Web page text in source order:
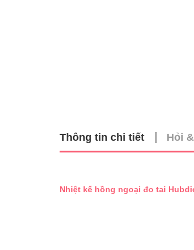
Thông tin chi tiết Hỏi
Nhiệt kế hồng ngoại đo tai